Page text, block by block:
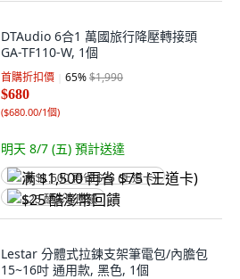
DTAudio 6合1 萬國旅行降壓轉接頭
GA-TF110-W, 1個
首購折扣價 65%$1,990
$680
($680.00/1個)
明天 8/7 (五) 預計送達
满 $1,500 再省 $75 (王道卡)
$25 酷澎幣回饋
Lestar 分體式拉鍊支架筆電包/內膽包
15~16吋 通用款, 黑色, 1個